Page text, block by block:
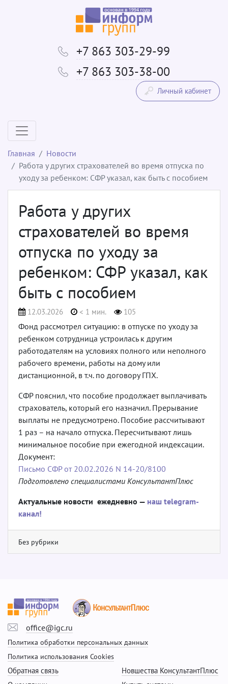
+7 863 303-29-99
+7 863 303-38-00
Личный кабинет
Главная
Новости
Работа у других страхователей во время отпуска по
уходу за ребенком: СФР указал, как быть с пособием
Работа у других
страхователей во время
отпуска по уходу за
ребенком: СФР указал, как
быть с пособием
12.03.2026 < 1 мин. 105
Фонд рассмотрел ситуацию: в отпуске по уходу за
ребенком сотрудница устроилась к другим
работодателям на условиях полного или неполного
рабочего времени, работы на дому или
дистанционной, в т.ч. по договору ГПХ.
СФР пояснил, что пособие продолжает выплачивать
страхователь, который его назначил. Прерывание
выплаты не предусмотрено. Пособие рассчитывают
1 раз – на начало отпуска. Пересчитывают лишь
минимальное пособие при ежегодной индексации.
Документ:
Письмо СФР от 20.02.2026 N 14-20/8100
Подготовлено специалистами КонсультантПлюс
Актуальные новости ежедневно — наш telegram-
канал!
Без рубрики
office@igc.ru
Политика обработки персональных данных
Политика использования Cookies
Новшества КонсультантПлюс
Обратная связь